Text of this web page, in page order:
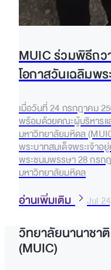
MUIC ร่วมพิธีถว
โอกาสวันเฉลิมพ
เมื่อวันที่ 24 กรกฎาคม
พร้อมด้วยคณะผู้บริหารแ
มหาวิทยาลัยมหิดล
พระบาทสมเด็จพระเจ้าอ
พระชนมพรรษา 28 กรก
มหาวิทยาลัยมหิดล
อ่านเพิ่มเติม Jul
วิทยาลัยนานาชา
(MUIC)